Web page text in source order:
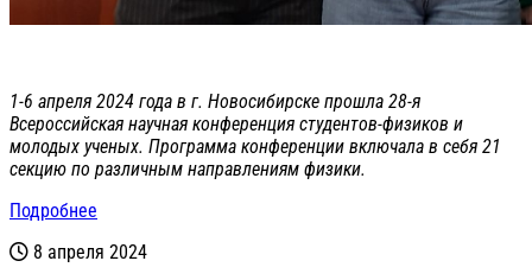
1-6 апреля 2024 года в г. Новосибирске прошла 28-я
Всероссийская научная конференция студентов-физиков и
молодых ученых. Программа конференции включала в себя 21
секцию по различным направлениям физики.
Подробнее
8 апреля 2024